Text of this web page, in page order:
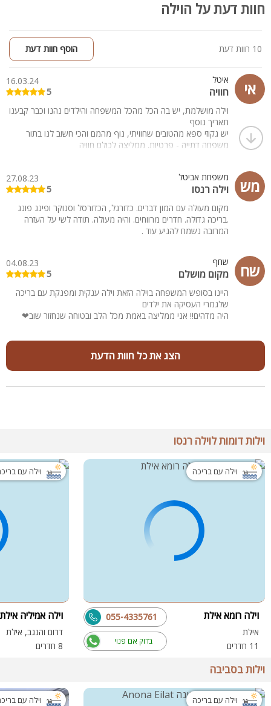
חוות דעת על הוילה
10 חוות דעת הוסף חוות דעת
אי איטל
חוויה
16.03.24
5
וילה מושלמת, יש בה הכל מהכל המשפחה והילדים נהנו וכבר קבענו
תאריך נוסף
יש גקוזי ספא מהטובים שחוויתי, נוף מהמם והכי חשוב לנו בתור
משפחה דתייה - פרטיות. ממליצה לכולם חוויה
מש משפחת אביטל
וילה רנסו
27.08.23
5
מקום מעולה עם המון דברים. כדורגל, הכדורסל וסנוקר ופינג פונג
.בריכה גדולה. חדרים מרווחים. והיה מעולה. תודה לשי על העזרה
המרובה נשמח להגיע עוד .
שח שחף
מקום מושלם
04.08.23
5
היינו בסופש המשפחה בוילה הזאת וילה ענקית ומפנקת עם בריכה
שלגמרי העסיקה את ילדים
היה מדהים!! אני ממליצה באמת מכל הלב ובטוחה שנחזור שוב❤
הצג את כל חוות הדעת
וילות דומות לוילה רנסו
וילה עם בריכה
וילה רומא אילת
אילת
11 חדרים
בדוק אם פנוי
055-4335761
וילה עם
וילה אמיליה אילת
דרום והנגב, אילת
8 חדרים
וילות בסביבה
וילה עם בריכה וילה עם